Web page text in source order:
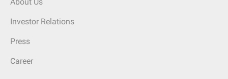
Investor Relations
Press
Career